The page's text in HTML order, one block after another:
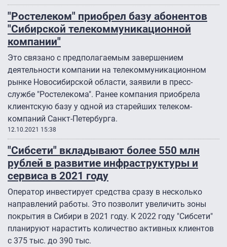
"Ростелеком" приобрел базу абонентов
"Сибирской телекоммуникационной
компании"
Это связано с предполагаемым завершением
деятельности компании на телекоммуникационном
рынке Новосибирской области, заявили в пресс-
службе "Ростелекома". Ранее компания приобрела
клиентскую базу у одной из старейших телеком-
компаний Санкт-Петербурга.
12.10.2021 15:38
"Сибсети" вкладывают более 550 млн
рублей в развитие инфраструктуры и
сервиса в 2021 году
Оператор инвестирует средства сразу в несколько
направлений работы. Это позволит увеличить зоны
покрытия в Сибири в 2021 году. К 2022 году "Сибсети"
планируют нарастить количество активных клиентов
с 375 тыс. до 390 тыс.